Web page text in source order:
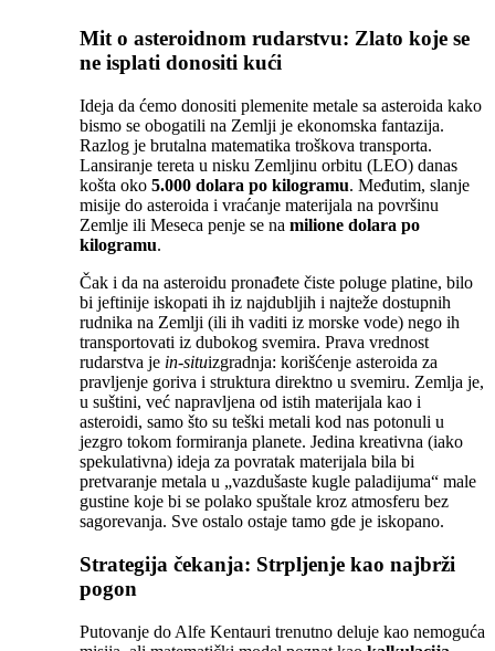
Mit o asteroidnom rudarstvu: Zlato koje se
ne isplati donositi kući
Ideja da ćemo donositi plemenite metale sa asteroida kako
bismo se obogatili na Zemlji je ekonomska fantazija.
Razlog je brutalna matematika troškova transporta.
Lansiranje tereta u nisku Zemljinu orbitu (LEO) danas
košta oko 5.000 dolara po kilogramu. Međutim, slanje
misije do asteroida i vraćanje materijala na površinu
Zemlje ili Meseca penje se na milione dolara po
kilogramu.
Čak i da na asteroidu pronađete čiste poluge platine, bilo
bi jeftinije iskopati ih iz najdubljih i najteže dostupnih
rudnika na Zemlji (ili ih vaditi iz morske vode) nego ih
transportovati iz dubokog svemira. Prava vrednost
rudarstva je in-situizgradnja: korišćenje asteroida za
pravljenje goriva i struktura direktno u svemiru. Zemlja je,
u suštini, već napravljena od istih materijala kao i
asteroidi, samo što su teški metali kod nas potonuli u
jezgro tokom formiranja planete. Jedina kreativna (iako
spekulativna) ideja za povratak materijala bila bi
pretvaranje metala u „vazdušaste kugle paladijuma“ male
gustine koje bi se polako spuštale kroz atmosferu bez
sagorevanja. Sve ostalo ostaje tamo gde je iskopano.
Strategija čekanja: Strpljenje kao najbrži
pogon
Putovanje do Alfe Kentauri trenutno deluje kao nemoguća